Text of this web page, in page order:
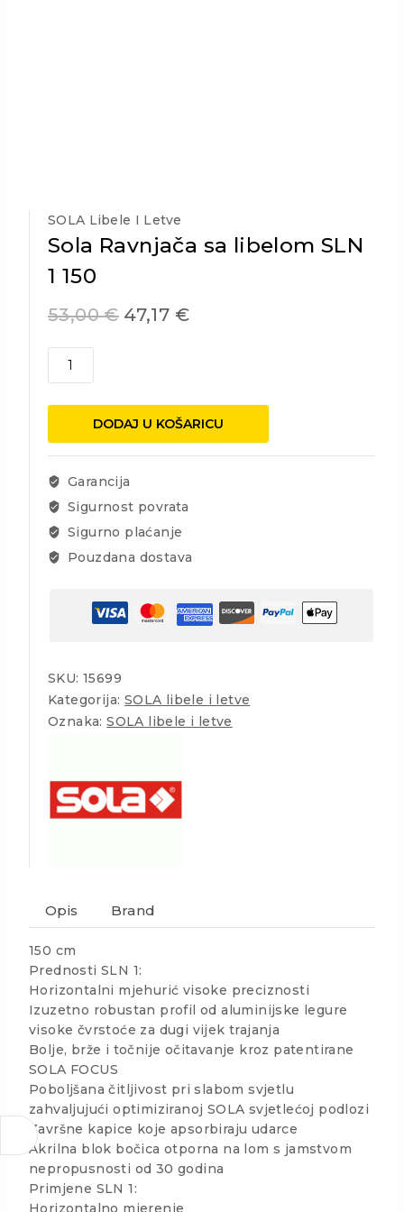
SOLA Libele I Letve
Sola Ravnjača sa libelom SLN
1 150
53,00€ 47,17 €
Sola
libelom
1
150
DODAJ U KOŠARICU
Garancija
Sigurnost povrata
Sigurno plaćanje
Pouzdana dostava
SKU: 15699
Kategorija: SOLA libele i letve
Oznaka:SOLA libele i letve
Opis Brand
150 cm
Prednosti SLN 1:
Horizontalni mjehurić visoke preciznosti
Izuzetno robustan profil od aluminijske legure
visoke čvrstoće za dugi vijek trajanja
Bolje, brže i točnije očitavanje kroz patentirane
SOLA FOCUS
Poboljšana čitljivost pri slabom svjetlu
zahvaljujući optimiziranoj SOLA svjetlećoj podlozi
Završne kapice koje apsorbiraju udarce
Akrilna blok bočica otporna na lom s jamstvom
nepropusnosti od 30 godina
Primjene SLN 1:
Horizontalno mjerenje